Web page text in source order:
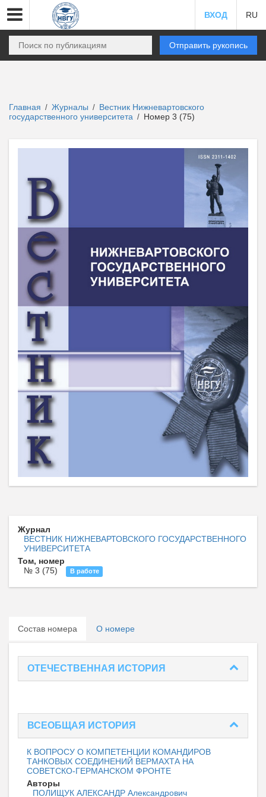
ВХОД RU
Отправить рукопись
Главная / Журналы / Вестник Нижневартовского
государственного университета / Номер 3 (75)
Журнал
ВЕСТНИК НИЖНЕВАРТОВСКОГО ГОСУДАРСТВЕННОГО
УНИВЕРСИТЕТА
Том, номер
№ 3 (75)
В работе
Состав номера О номере
ОТЕЧЕСТВЕННАЯ ИСТОРИЯ
ВСЕОБЩАЯ ИСТОРИЯ
К ВОПРОСУ О КОМПЕТЕНЦИИ КОМАНДИРОВ
ТАНКОВЫХ СОЕДИНЕНИЙ ВЕРМАХТА НА
СОВЕТСКО-ГЕРМАНСКОМ ФРОНТЕ
Авторы
ПОЛИЩУК АЛЕКСАНДР Александрович